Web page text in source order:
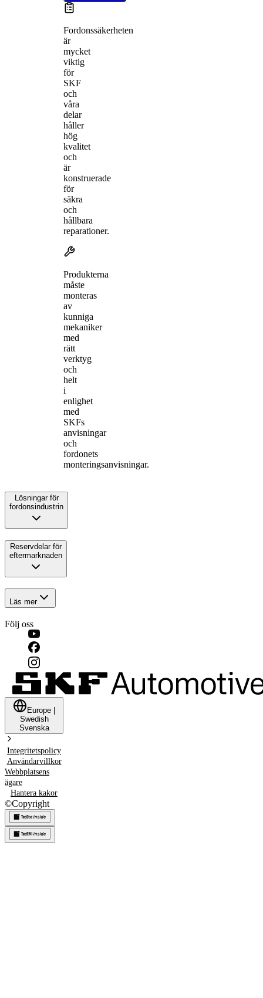
Fordonssäkerheten
är
mycket
viktig
för
SKF
och
våra
delar
håller
hög
kvalitet
och
är
konstruerade
för
säkra
och
hållbara
reparationer.
Produkterna
måste
monteras
av
kunniga
mekaniker
med
rätt
verktyg
och
helt
i
enlighet
med
SKFs
anvisningar
och
fordonets
monteringsanvisningar.
Lösningar för
fordonsindustrin
Reservdelar för
eftermarknaden
Läs mer
Följ oss
Europe
Swedish
Svenska
Integritetspolicy
Användarvillkor
Webbplatsens
ägare
Hantera kakor
©Copyright